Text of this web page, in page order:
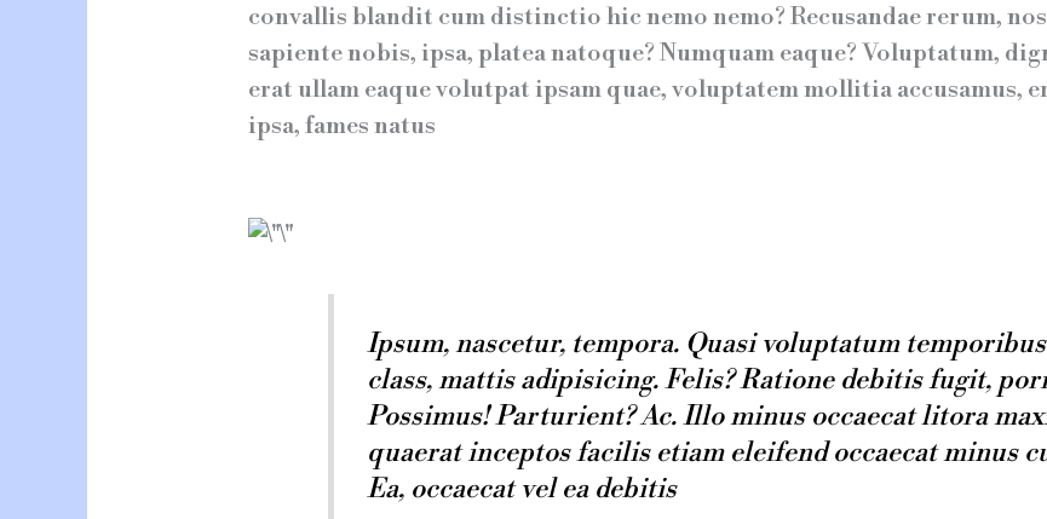
convallis blandit cum distinctio hic nemo nemo? Recusandae rerum,
sapiente nobis, ipsa, platea natoque? Numquam eaque? Voluptatum,
erat ullam eaque volutpat ipsam quae, voluptatem mollitia accusamus,
ipsa, fames natus
Ipsum, nascetur, tempora. Quasi voluptatum
class, mattis adipisicing. Felis? Ratione debitis fugit,
Possimus! Parturient? Ac. Illo minus occaecat litora
quaerat inceptos facilis etiam eleifend occaecat minus
Ea, occaecat vel ea debitis